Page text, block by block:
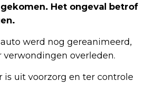
Het ongeval betrof
werd nog gereanimeerd,
overleden.
uit voorzorg en ter controle